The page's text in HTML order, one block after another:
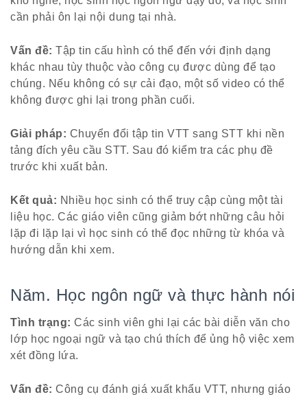
cần phải ôn lại nội dung tại nhà.
Vấn đề: Tập tin cấu hình có thể đến với định dạng
khác nhau tùy thuộc vào công cụ được dùng để tạo
chúng. Nếu không có sự cải đạo, một số video có thể
không được ghi lại trong phần cuối.
Giải pháp: Chuyển đổi tập tin VTT sang STT khi nền
tảng đích yêu cầu STT. Sau đó kiểm tra các phụ đề
trước khi xuất bản.
Kết quả: Nhiều học sinh có thể truy cập cùng một tài
liệu học. Các giáo viên cũng giảm bớt những câu hỏi
lặp đi lặp lại vì học sinh có thể đọc những từ khóa và
hướng dẫn khi xem.
Năm. Học ngôn ngữ và thực hành nói
Tình trạng: Các sinh viên ghi lại các bài diễn văn cho
lớp học ngoại ngữ và tạo chú thích để ủng hộ việc xem
xét đồng lứa.
Vấn đề: Công cụ đánh giá xuất khẩu VTT, nhưng giáo